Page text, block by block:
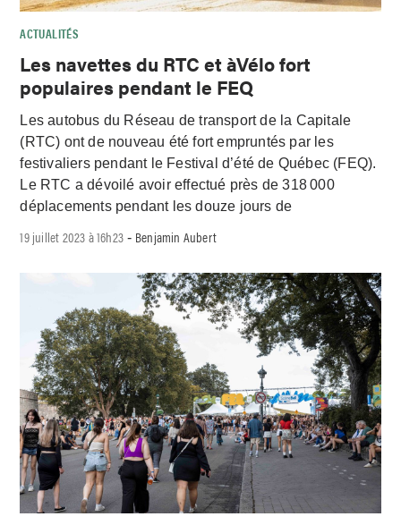
ACTUALITÉS
Les navettes du RTC et àVélo fort
populaires pendant le FEQ
Les autobus du Réseau de transport de la Capitale
(RTC) ont de nouveau été fort empruntés par les
festivaliers pendant le Festival d’été de Québec (FEQ).
Le RTC a dévoilé avoir effectué près de 318 000
déplacements pendant les douze jours de
19 juillet 2023 à 16h23 - Benjamin Aubert